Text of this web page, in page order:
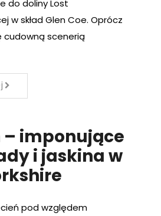
do doliny Lost
w skład Glen Coe. Oprócz
cudowną scenerią
imponujące
i jaskina w
pod względem